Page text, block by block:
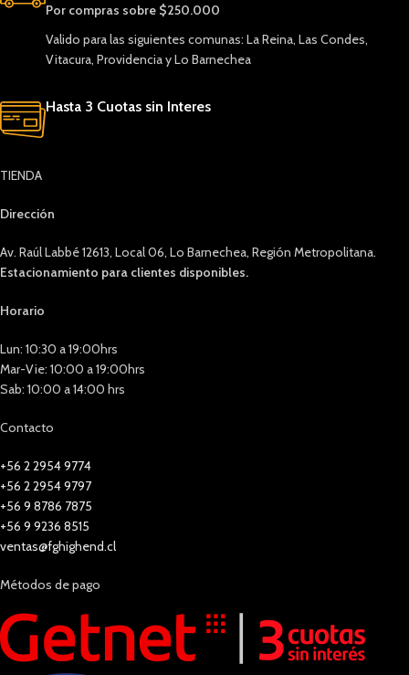
Por compras sobre $250.000
Valido para las siguientes comunas: La Reina, Las Condes,
Vitacura, Providencia y Lo Barnechea
Hasta 3 Cuotas sin Interes
TIENDA
Dirección
Av. Raúl Labbé 12613, Local 06, Lo Barnechea, Región Metropolitana.
Estacionamiento para clientes disponibles.
Horario
Lun: 10:30 a 19:00hrs
Mar-Vie: 10:00 a 19:00hrs
Sab: 10:00 a 14:00 hrs
Contacto
+56 2 2954 9774
+56 2 2954 9797
+56 9 8786 7875
+56 9 9236 8515
ventas@fghighend.cl
Métodos de pago